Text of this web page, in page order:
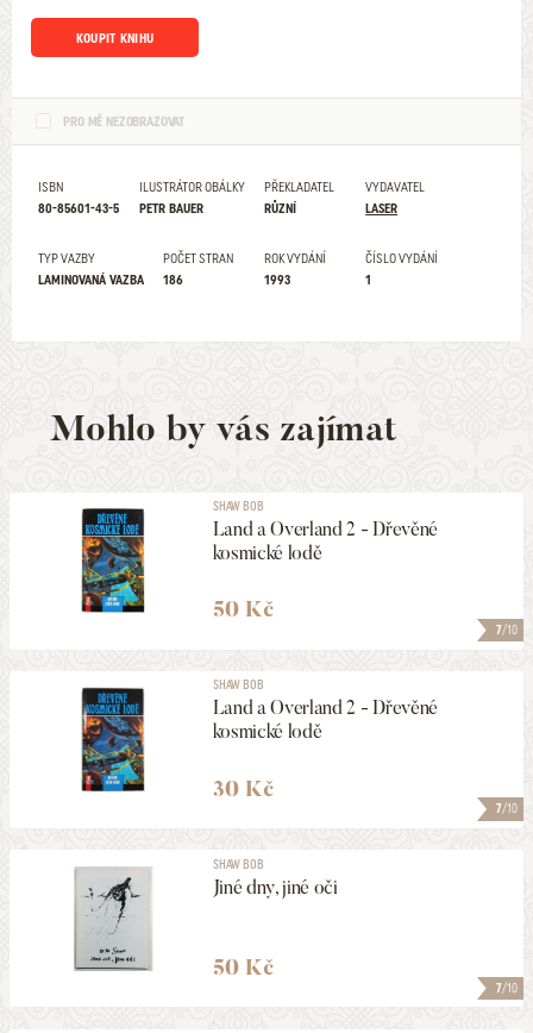
KOUPIT KNIHU
PRO MĚ NEZOBRAZOVAT
ISBN
80-85601-43-5
ILUSTRÁTOR OBÁLKY
PETR BAUER
PŘEKLADATEL
RŮZNÍ
VYDAVATEL
LASER
TYP VAZBY
LAMINOVANÁ VAZBA
POČET STRAN
186
ROK VYDÁNÍ
1993
ČÍSLO VYDÁNÍ
1
Mohlo by vás zajímat
7/10
SHAW BOB
Land a Overland 2 - Dřevěné
kosmické lodě
50 Kč
7/10
SHAW BOB
Land a Overland 2 - Dřevěné
kosmické lodě
30 Kč
7/10
SHAW BOB
Jiné dny, jiné oči
50 Kč